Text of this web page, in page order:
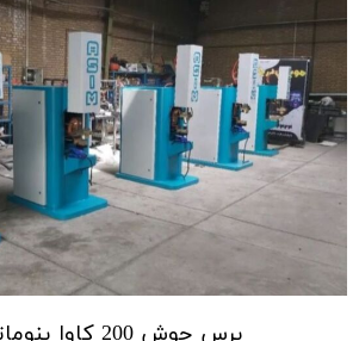
پرس جوش 200 کاوا پنوماتیک